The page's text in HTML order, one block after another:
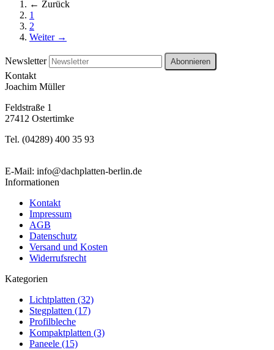
← Zurück
1
2
Weiter →
Newsletter Abonnieren
Kontakt
Joachim Müller
Feldstraße 1
27412 Ostertimke
Tel. (04289) 400 35 93
E-Mail: info@dachplatten-berlin.de
Informationen
Kontakt
Impressum
AGB
Datenschutz
Versand und Kosten
Widerrufsrecht
Kategorien
Lichtplatten (32)
Stegplatten (17)
Profilbleche
Kompaktplatten (3)
Paneele (15)